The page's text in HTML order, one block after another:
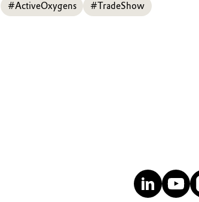
#ActiveOxygens #TradeShow